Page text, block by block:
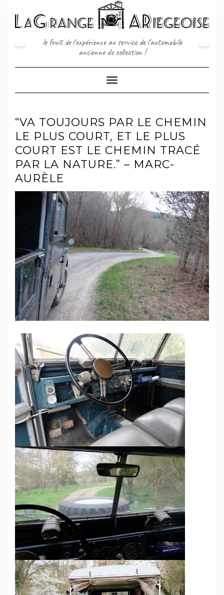
content
le fruit de l'expérience au service de l'automobile
ancienne de collection !
Toggle
Navigation
“VA TOUJOURS PAR LE CHEMIN
LE PLUS COURT, ET LE PLUS
COURT EST LE CHEMIN TRACÉ
PAR LA NATURE.” – MARC-
AURÈLE